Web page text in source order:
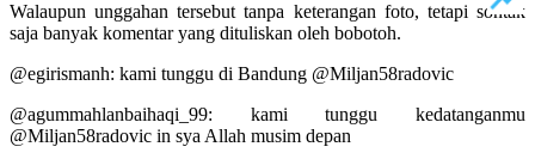
Walaupun unggahan tersebut tanpa keterangan foto, tetapi sontak
saja banyak komentar yang dituliskan oleh bobotoh.
@egirismanh: kami tunggu di Bandung @Miljan58radovic
@agummahlanbaihaqi_99: kami tunggu kedatanganmu
@Miljan58radovic in sya Allah musim depan